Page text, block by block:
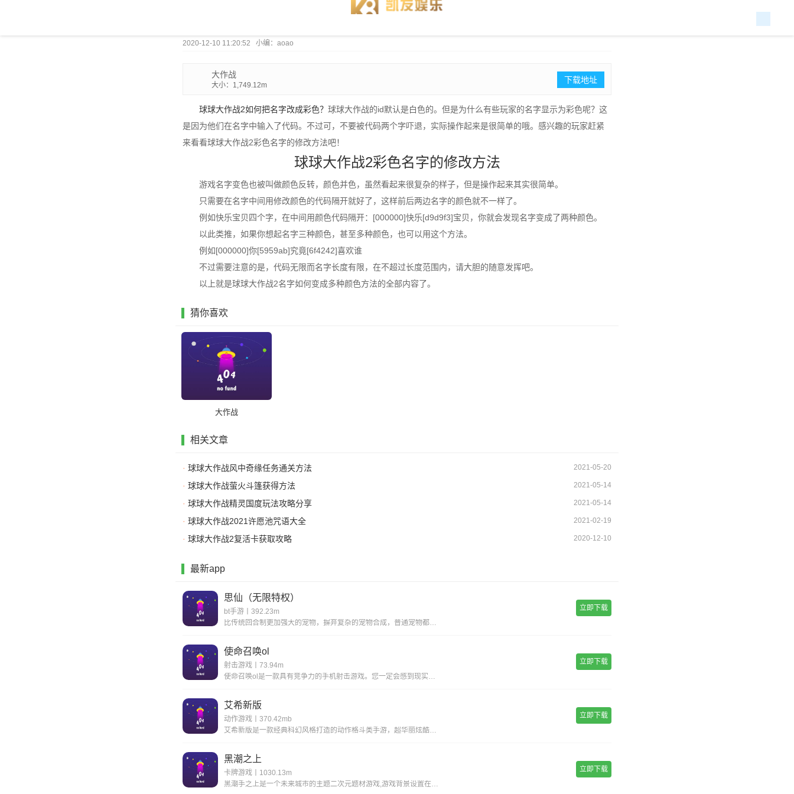
2020-12-10 11:20:52 小编：aoao
大作战
大小：1,749.12m
下载地址
球球大作战2如何把名字改成彩色？ 球球大作战的id默认是白色的。但是为什么有些玩家的名字显示为彩色呢？这
是因为他们在名字中输入了代码。不过可，不要被代码两个字吓退，实际操作起来是很简单的哦。感兴趣的玩家赶紧
来看看球球大作战2彩色名字的修改方法吧！
球球大作战2彩色名字的修改方法
游戏名字变色也被叫做颜色反转，颜色并色，虽然看起来很复杂的样子，但是操作起来其实很简单。
只需要在名字中间用修改颜色的代码隔开就好了，这样前后两边名字的颜色就不一样了。
例如快乐宝贝四个字，在中间用颜色代码隔开：[000000]快乐[d9d9f3]宝贝，你就会发现名字变成了两种颜色。
以此类推，如果你想起名字三种颜色，甚至多种颜色，也可以用这个方法。
例如[000000]你[5959ab]究竟[6f4242]喜欢谁
不过需要注意的是，代码无限而名字长度有限，在不超过长度范围内，请大胆的随意发挥吧。
以上就是球球大作战2名字如何变成多种颜色方法的全部内容了。
猜你喜欢
大作战
相关文章
2021-05-20
· 球球大作战风中奇缘任务通关方法
2021-05-14
· 球球大作战萤火斗篷获得方法
2021-05-14
· 球球大作战精灵国度玩法攻略分享
2021-02-19
· 球球大作战2021许愿池咒语大全
2020-12-10
· 球球大作战2复活卡获取攻略
最新app
思仙（无限特权）
bt手游丨392.23m
比传统回合制更加强大的宠物，摒弃复杂的宠物合成，普通宠物都可以拥有15技能，更有逆天宠物神技，带你体验不一样的宠物养成。一键挂机，解放双手不用肝;无限商城，一莲玉领全奖励;首充神技，助你成就大侠路;满vip，登录就送v15。
立即下载
使命召唤ol
射击游戏丨73.94m
使命召唤ol是一款具有竞争力的手机射击游戏。您一定会感到现实，丰富您的游戏体验并完成各种战斗任务以获得丰厚的回报。逼真的惊人武器带来了开创性的战斗，同时遵循经典的世界观并添加了全新的游戏玩法，玩家可以感受到射击的最大乐趣，并且玩家可以更好地
立即下载
艾希新版
动作游戏丨370.42mb
艾希新版是一款经典科幻风格打造的动作格斗类手游，超华丽炫酷的场景地图给你带来无与伦比的视觉享受，进入这个独特的世界当中展开精彩绝伦的战斗旅程，享受前所未有的爽快动作打击手感!艾希新版游戏亮点丰富的场景地图，超科幻的未来场景多样化的武器选择，
立即下载
黑潮之上
卡牌游戏丨1030.13m
黑潮手之上是一个未来城市的主题二次元题材游戏,游戏背景设置在穿过时间和空间的未来,多样的地图关卡,令人紧张兴奋的冒险随机事件,战斗丰富的回合制策略组合二次元玩法,让你感受不一样的高自由度卡牌游戏,快点来下载黑潮之上进行体验吧!《黑潮之上》游
立即下载